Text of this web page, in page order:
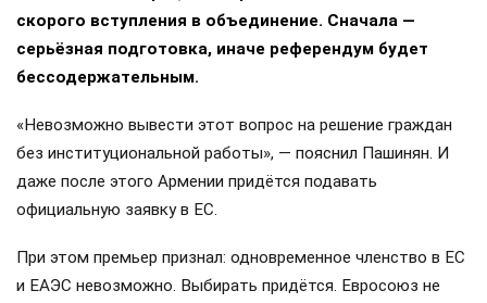
скорого вступления в объединение. Сначала —
серьёзная подготовка, иначе референдум будет
бессодержательным.
«Невозможно вывести этот вопрос на решение граждан
без институциональной работы», — пояснил Пашинян. И
даже после этого Армении придётся подавать
официальную заявку в ЕС.
При этом премьер признал: одновременное членство в ЕС
и ЕАЭС невозможно. Выбирать придётся. Евросоюз не